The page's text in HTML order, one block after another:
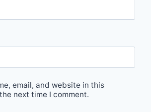
email, and website in this
next time I comment.